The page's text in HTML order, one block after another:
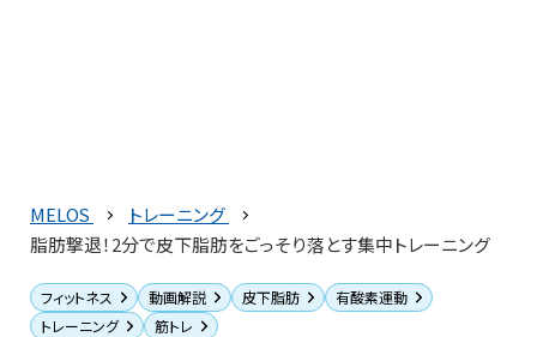
MELOS
トレーニング
脂肪撃退！2分で皮下脂肪をごっそり落とす集中トレーニング
フィットネス 動画解説 皮下脂肪
有酸素運動
トレーニング
筋トレ